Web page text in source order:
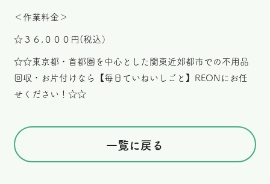
＜作業料金＞
☆３６,０００円(税込）
☆☆東京都・首都圏を中心とした関東近郊都市での不用品
回収・お片付けなら【毎日ていねいしごと】REONにお任
せください！☆☆
一覧に戻る